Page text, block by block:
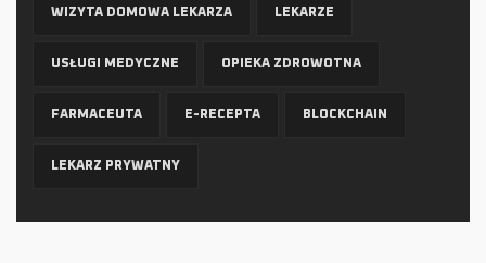
WIZYTA DOMOWA LEKARZA LEKARZE
USŁUGI MEDYCZNE OPIEKA ZDROWOTNA
FARMACEUTA E-RECEPTA BLOCKCHAIN
LEKARZ PRYWATNY